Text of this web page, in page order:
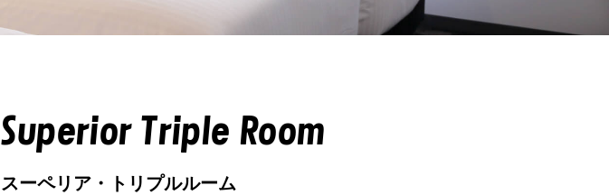
Superior Triple Room
スーペリア・トリプルルーム